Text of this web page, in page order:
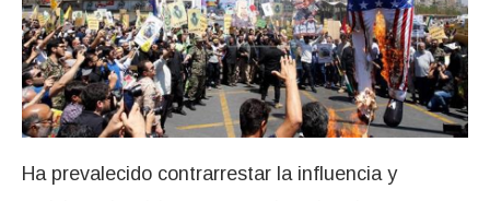
Ha prevalecido contrarrestar la influencia y